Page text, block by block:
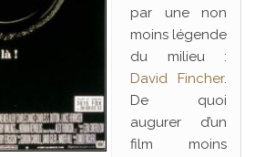
par une non
moins légende
du milieu :
David Fincher.
De quoi
augurer d’un
film moins